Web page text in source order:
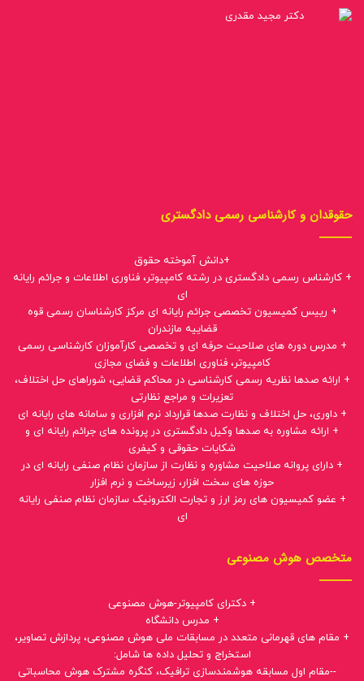
حقوقدان و کارشناسی رسمی دادگستری
+دانش آموخته حقوق
+ کارشناس رسمی دادگستری در رشته کامپیوتر، فناوری اطلاعات و جرائم رایانه
ای
+ رییس کمیسیون تخصصی جرائم رایانه ای مرکز کارشناسان رسمی قوه
قضاییه مازندران
+ مدرس دوره های صلاحیت حرفه ای و تخصصی کارآموزان کارشناسی رسمی
کامپیوتر، فناوری اطلاعات و فضای مجازی
+ ارائه صدها نظریه رسمی کارشناسی در محاکم قضایی، شوراهای حل اختلاف،
تعزیرات و مراجع نظارتی
+ داوری، حل اختلاف و نظارت صدها قرارداد نرم افزاری و سامانه های رایانه ای
+ ارائه مشاوره به صدها وکیل دادگستری در پرونده های جرائم رایانه ای و
شکایات حقوقی و کیفری
+ دارای پروانه صلاحیت مشاوره و نظارت از سازمان نظام صنفی رایانه ای در
حوزه های سخت افزار، زیرساخت و نرم افزار
+ عضو کمیسیون های رمز ارز و تجارت الکترونیک سازمان نظام صنفی رایانه
ای
متخصص هوش مصنوعی
+ دکترای کامپیوتر-هوش مصنوعی
+ مدرس دانشگاه
+ مقام های قهرمانی متعدد در مسابقات ملی هوش مصنوعی، پردازش تصاویر،
استخراج و تحلیل داده ها شامل:
--مقام اول مسابقه هوشمندسازی ترافیک، کنگره مشترک هوش محاسباتی